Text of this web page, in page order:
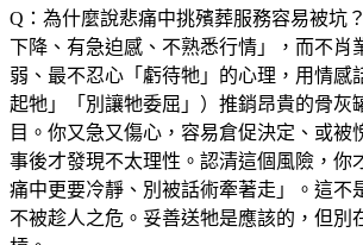
Q：為什麼說悲痛中挑殯葬服務容易被坑？
下降、有急迫感、不熟悉行情」，而不肖
弱、最不忍心「虧待牠」的心理，用情感
起牠」「別讓牠委屈」）推銷昂貴的骨灰
目。你又急又傷心，容易倉促決定、或被
事後才發現不太理性。認清這個風險，你
痛中更要冷靜、別被話術牽著走」。這不
不被趁人之危。妥善送牠是應該的，但別